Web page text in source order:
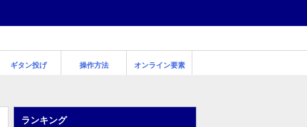
ギタン投げ 操作方法 オンライン要素
ランキング